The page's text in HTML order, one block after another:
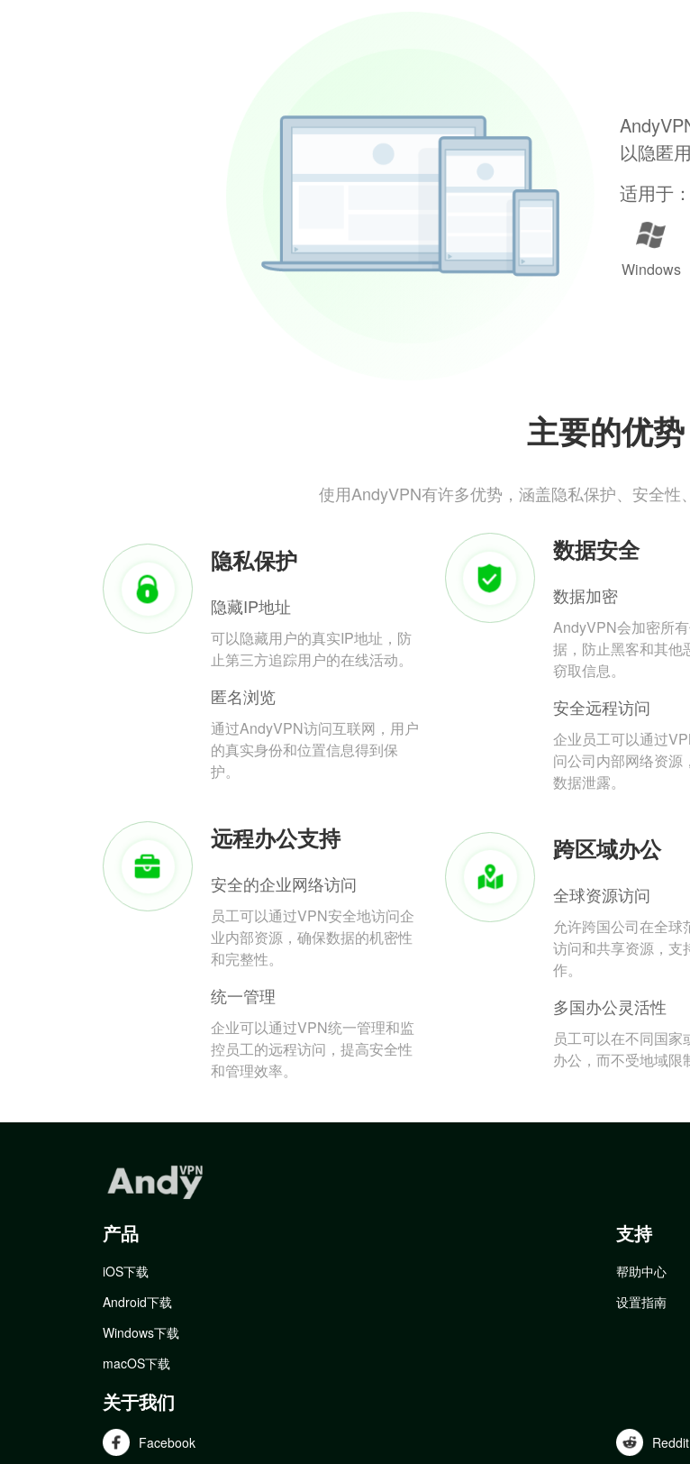
以隐匿
适用于：
Windows
主要的优势
使用AndyVPN有许多优势，涵盖隐私保护、安全
隐私保护
隐藏IP地址
可以隐藏用户的真实IP地址，防
止第三方追踪用户的在线活动。
匿名浏览
通过AndyVPN访问互联网，用户
的真实身份和位置信息得到保
护。
数据安全
数据加密
AndyVPN会加密所
据，防止黑客和其他
窃取信息。
安全远程访问
企业员工可以通过
问公司内部网络资源
数据泄露。
远程办公支持
安全的企业网络访问
员工可以通过VPN安全地访问企
业内部资源，确保数据的机密性
和完整性。
统一管理
企业可以通过VPN统一管理和监
控员工的远程访问，提高安全性
和管理效率。
跨区域办公
全球资源访问
允许跨国公司在全球
访问和共享资源，支
作。
多国办公灵活性
员工可以在不同国家
办公，而不受地域限
产品
iOS下载
Android下载
Windows下载
macOS下载
支持
帮助中心
设置指南
关于我们
Facebook Reddit